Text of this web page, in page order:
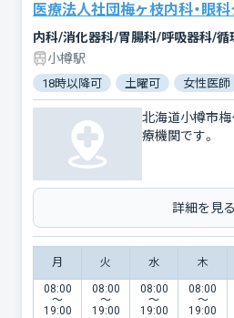
医療法人社団梅ヶ枝内科・眼
内科/消化器科/胃腸科/呼吸器科/
小樽駅
18時以降可 土曜可 女性医師
北海道小樽市
療機関です。
詳細を見る
月 火 水 木
08:00
〜
19:00
08:00
〜
19:00
08:00
〜
19:00
08:00
〜
19:00